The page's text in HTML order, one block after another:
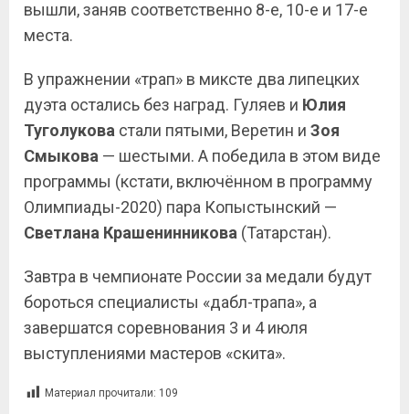
вышли, заняв соответственно 8-е, 10-е и 17-е
места.
В упражнении «трап» в миксте два липецких
дуэта остались без наград. Гуляев и Юлия
Туголукова стали пятыми, Веретин и Зоя
Смыкова — шестыми. А победила в этом виде
программы (кстати, включённом в программу
Олимпиады-2020) пара Копыстынский —
Светлана Крашенинникова (Татарстан).
Завтра в чемпионате России за медали будут
бороться специалисты «дабл-трапа», а
завершатся соревнования 3 и 4 июля
выступлениями мастеров «скита».
Материал прочитали: 109